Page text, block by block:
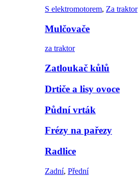
S elektromotorem, Za traktor
Mulčovače
za traktor
Zatloukač kůlů
Drtiče a lisy ovoce
Půdní vrták
Frézy na pařezy
Radlice
Zadní, Přední